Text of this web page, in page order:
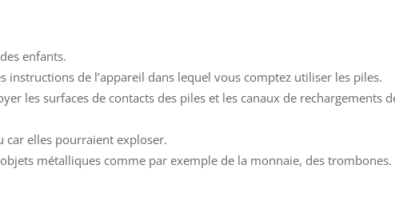
enfants.
instructions de l’appareil dans lequel vous comptez utiliser les piles.
les surfaces de contacts des piles et les canaux de rechargements
car elles pourraient exploser.
métalliques comme par exemple de la monnaie, des